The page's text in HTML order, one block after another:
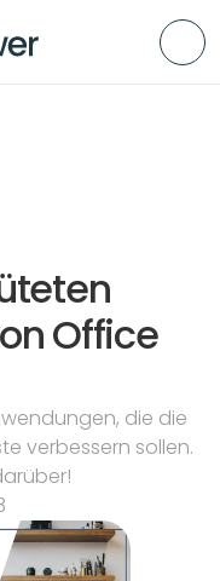
Office
die die
verbessern sollen.